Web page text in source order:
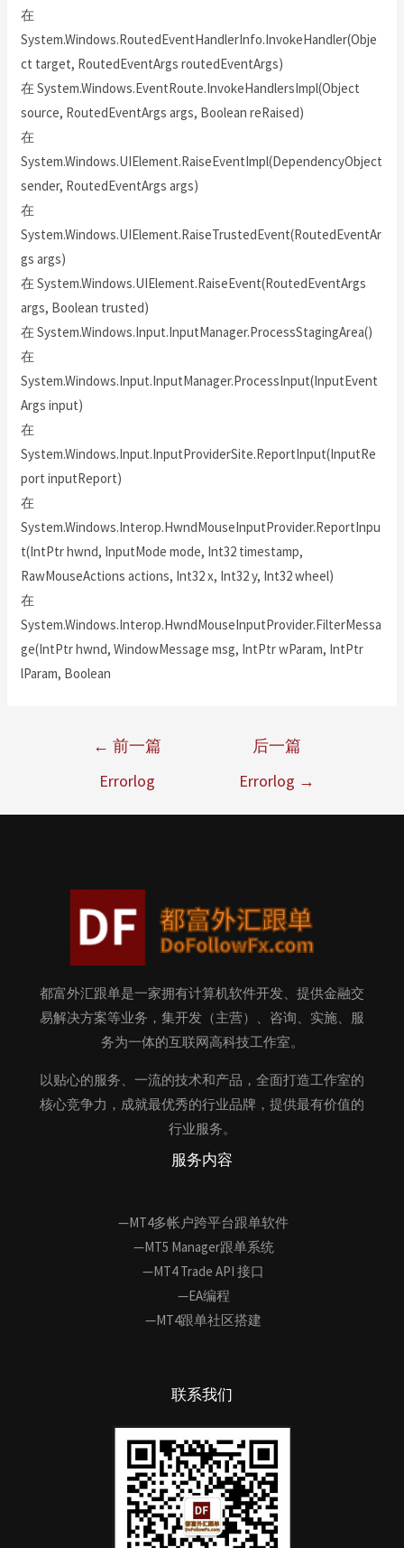
在
System.Windows.RoutedEventHandlerInfo.InvokeHandler(Obje
ct target, RoutedEventArgs routedEventArgs)
在 System.Windows.EventRoute.InvokeHandlersImpl(Object
source, RoutedEventArgs args, Boolean reRaised)
在
System.Windows.UIElement.RaiseEventImpl(DependencyObject
sender, RoutedEventArgs args)
在
System.Windows.UIElement.RaiseTrustedEvent(RoutedEventAr
gs args)
在 System.Windows.UIElement.RaiseEvent(RoutedEventArgs
args, Boolean trusted)
在 System.Windows.Input.InputManager.ProcessStagingArea()
在
System.Windows.Input.InputManager.ProcessInput(InputEvent
Args input)
在
System.Windows.Input.InputProviderSite.ReportInput(InputRe
port inputReport)
在
System.Windows.Interop.HwndMouseInputProvider.ReportInpu
t(IntPtr hwnd, InputMode mode, Int32 timestamp,
RawMouseActions actions, Int32 x, Int32 y, Int32 wheel)
在
System.Windows.Interop.HwndMouseInputProvider.FilterMessa
ge(IntPtr hwnd, WindowMessage msg, IntPtr wParam, IntPtr
lParam, Boolean
← 前一篇
Errorlog
后一篇
Errorlog →
都富外汇跟单是一家拥有计算机软件开发、提供金融交
易解决方案等业务，集开发（主营）、咨询、实施、服
务为一体的互联网高科技工作室。
以贴心的服务、一流的技术和产品，全面打造工作室的
核心竞争力，成就最优秀的行业品牌，提供最有价值的
行业服务。
服务内容
—MT4多帐户跨平台跟单软件
—MT5 Manager跟单系统
—MT4 Trade API 接口
—EA编程
—MT4跟单社区搭建
联系我们